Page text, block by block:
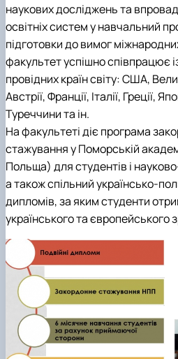
наукових досліджень та
освітніх систем у навчальний
підготовки до вимог
факультет успішно співпрацює
провідних країн світу: США,
Австрії, Франції, Італії, Греції,
Туреччини та ін.
На факультеті діє програма
стажування у Поморській
Польща) для студентів і
а також спільний українсько-
дипломів, за яким студенти
українського та європейського